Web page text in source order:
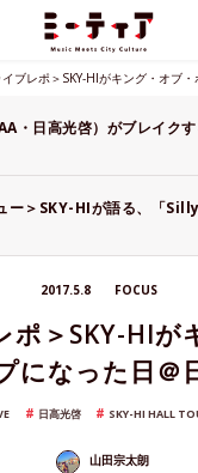
イブレポ＞SKY-HIがキング・オブ
・日高光啓）がブレイク
ー＞SKY-HIが語る、「
2017.5.8 FOCUS
ポ＞SKY-HIが
になった日＠
日高光啓 SKY-HI HALL
山田宗太朗